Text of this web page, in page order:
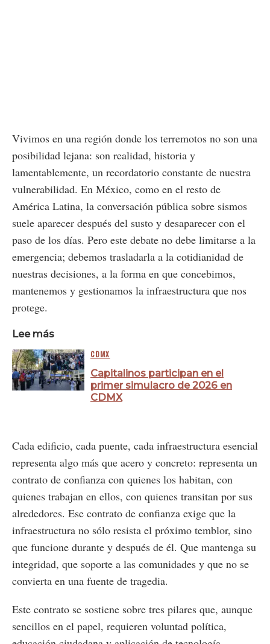
Vivimos en una región donde los terremotos no son una
posibilidad lejana: son realidad, historia y
lamentablemente, un recordatorio constante de nuestra
vulnerabilidad. En México, como en el resto de
América Latina, la conversación pública sobre sismos
suele aparecer después del susto y desaparecer con el
paso de los días. Pero este debate no debe limitarse a la
emergencia; debemos trasladarla a la cotidianidad de
nuestras decisiones, a la forma en que concebimos,
mantenemos y gestionamos la infraestructura que nos
protege.
Lee más
CDMX
Capitalinos participan en el
primer simulacro de 2026 en
CDMX
Cada edificio, cada puente, cada infraestructura esencial
representa algo más que acero y concreto: representa un
contrato de confianza con quienes los habitan, con
quienes trabajan en ellos, con quienes transitan por sus
alrededores. Ese contrato de confianza exige que la
infraestructura no sólo resista el próximo temblor, sino
que funcione durante y después de él. Que mantenga su
integridad, que soporte a las comunidades y que no se
convierta en una fuente de tragedia.
Este contrato se sostiene sobre tres pilares que, aunque
sencillos en el papel, requieren voluntad política,